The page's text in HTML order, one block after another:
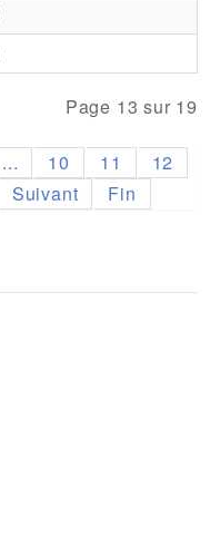
Page 13 sur 19
... 10 11
12
Suivant Fin